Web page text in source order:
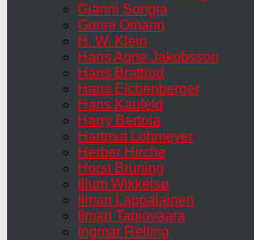
Gianni Songia
Gunni Omann
H. W. Klein
Hans Agne Jakobsson
Hans Brattrud
Hans Eichenberger
Hans Kaufeld
Harry Bertoia
Hartmut Lohmeyer
Herber Hirche
Horst Brüning
Illum Wikkelsø
Ilmari Lappalainen
Ilmari Tapiovaara
Ingmar Relling